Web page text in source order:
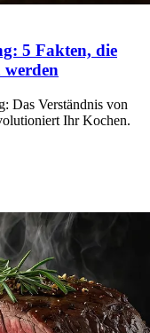
5 Fakten, die
Das Verständnis von
Ihr Kochen.